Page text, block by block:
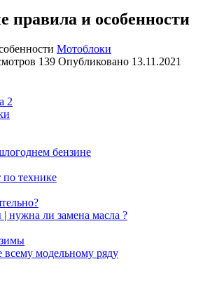
правила и особенности
Мотоблоки
139 Опубликовано 13.11.2021
2
бензине
по технике
нужна ли замена масла ?
модельному ряду